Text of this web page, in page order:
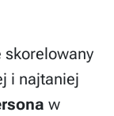
skorelowany
i najtaniej
w